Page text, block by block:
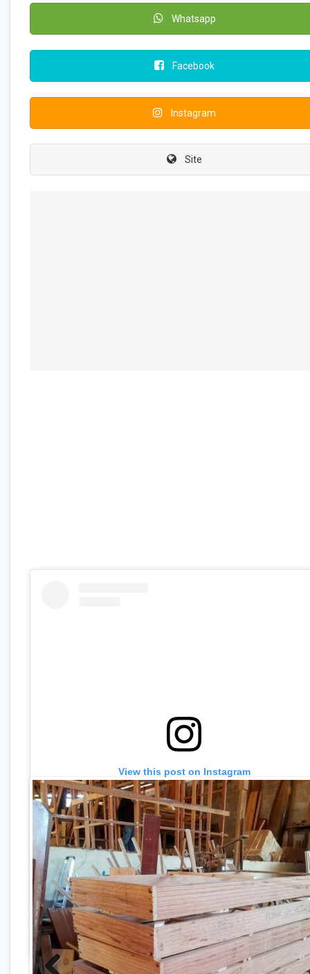
Whatsapp
Facebook
Instagram
Site
View this post on Instagram
A post shared by Madecenter Madeiras